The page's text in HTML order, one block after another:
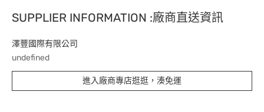
SUPPLIER INFORMATION :廠商直送資訊
澤豐國際有限公司
undefined
進入廠商專店逛逛，湊免運